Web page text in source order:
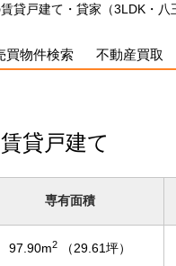
貸戸建て・貸家（3LDK・
買物件検索 不動産買取
貸戸建て
専有面積
97.90m2 （29.61坪）